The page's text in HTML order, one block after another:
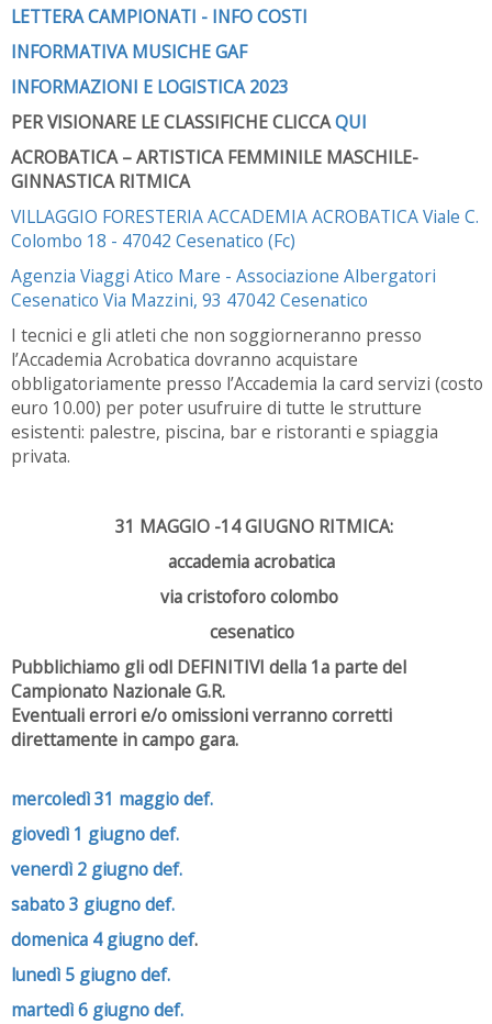
LETTERA CAMPIONATI - INFO COSTI
INFORMATIVA MUSICHE GAF
INFORMAZIONI E LOGISTICA 2023
PER VISIONARE LE CLASSIFICHE CLICCAQUI
ACROBATICA – ARTISTICA FEMMINILE MASCHILE-
GINNASTICA RITMICA
VILLAGGIO FORESTERIA ACCADEMIA ACROBATICA Viale C.
Colombo 18 - 47042 Cesenatico (Fc)
Agenzia Viaggi Atico Mare - Associazione Albergatori
Cesenatico Via Mazzini, 93 47042 Cesenatico
I tecnici e gli atleti che non soggiorneranno presso
l’Accademia Acrobatica dovranno acquistare
obbligatoriamente presso l’Accademia la card servizi (costo
euro 10.00) per poter usufruire di tutte le strutture
esistenti: palestre, piscina, bar e ristoranti e spiaggia
privata.
31 MAGGIO -14 GIUGNO RITMICA:
accademia acrobatica
via cristoforo colombo
cesenatico
Pubblichiamo gli odl DEFINITIVI della 1a parte del
Campionato Nazionale G.R.
Eventuali errori e/o omissioni verranno corretti
direttamente in campo gara.
mercoledì 31 maggio def.
giovedì 1 giugno def.
venerdì 2 giugno def.
sabato 3 giugno def.
domenica 4 giugno def.
lunedì 5 giugno def.
martedì 6 giugno def.